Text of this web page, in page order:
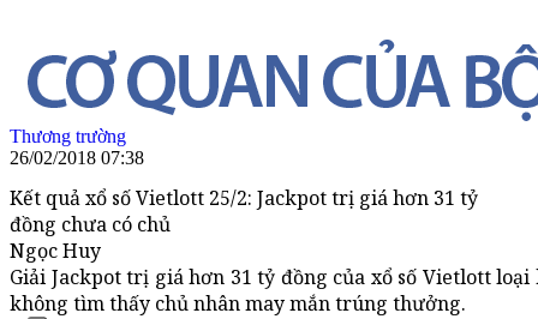
Thương trường
26/02/2018 07:38
Kết quả xổ số Vietlott 25/2: Jackpot trị giá hơn 31 tỷ
đồng chưa có chủ
Ngọc Huy
Giải Jackpot trị giá hơn 31 tỷ đồng của xổ số Vietlott loại
không tìm thấy chủ nhân may mắn trúng thưởng.